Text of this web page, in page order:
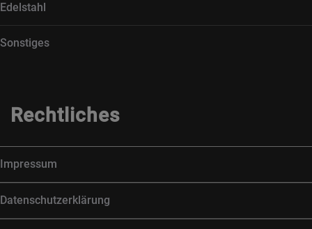
Edelstahl
Sonstiges
Rechtliches
Impressum
Datenschutzerklärung